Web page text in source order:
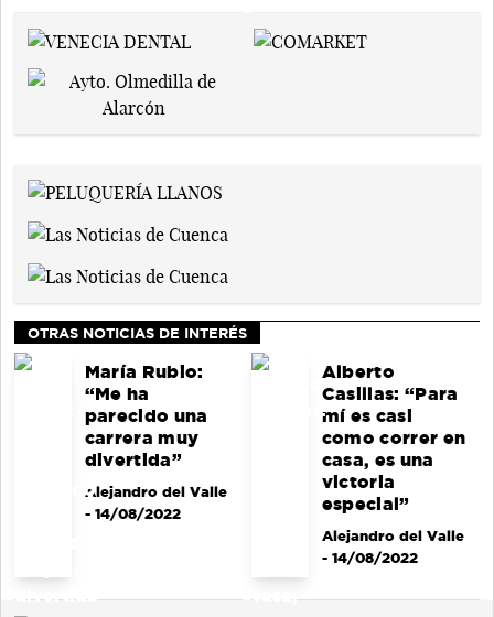
OTRAS NOTICIAS DE INTERÉS
María Rubio:
“Me ha
parecido una
carrera muy
divertida”
Alejandro del Valle
- 14/08/2022
Alberto
Casillas: “Para
mí es casi
como correr en
casa, es una
victoria
especial”
Alejandro del Valle
- 14/08/2022